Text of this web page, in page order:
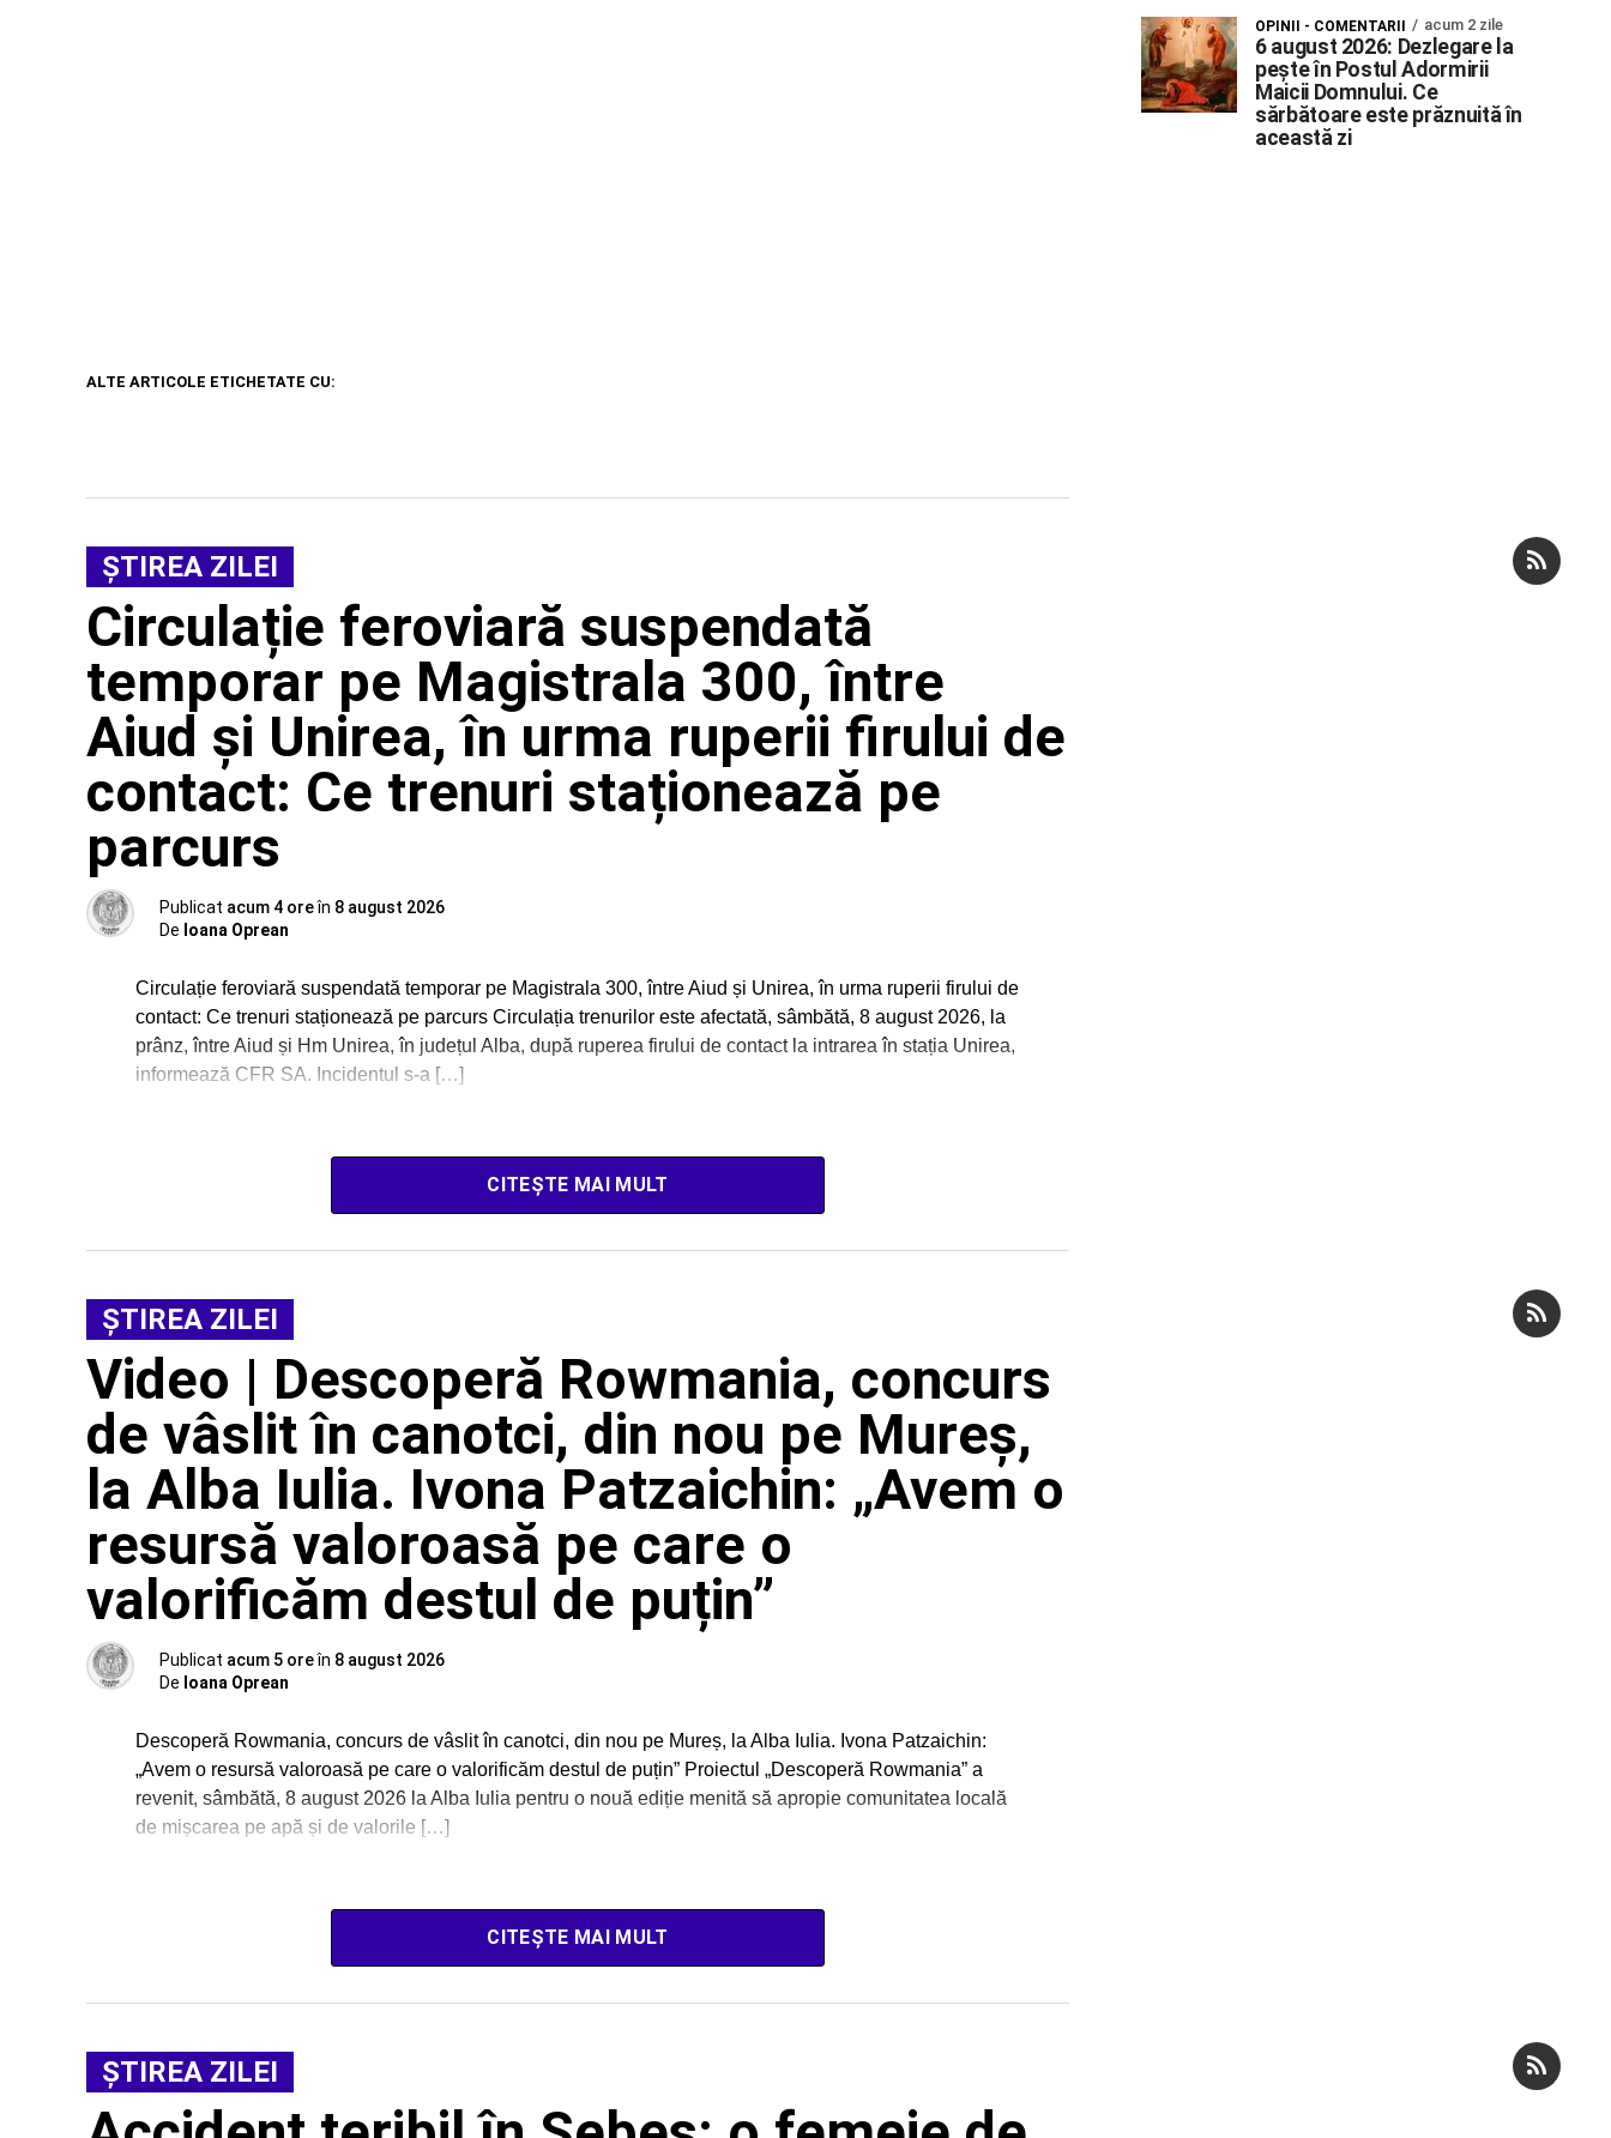
ALTE ARTICOLE ETICHETATE CU:
ŞTIREA ZILEI
Circulație feroviară suspendată
temporar pe Magistrala 300, între
Aiud și Unirea, în urma ruperii firului de
contact: Ce trenuri staționează pe
parcurs
Publicat acum 4 oreîn 8 august 2026
De Ioana Oprean
Circulație feroviară suspendată temporar pe Magistrala 300, între Aiud și Unirea, în urma ruperii firului de
contact: Ce trenuri staționează pe parcurs Circulația trenurilor este afectată, sâmbătă, 8 august 2026, la
prânz, între Aiud și Hm Unirea, în județul Alba, după ruperea firului de contact la intrarea în stația Unirea,
informează CFR SA. Incidentul s-a […]
CITEȘTE MAI MULT
ŞTIREA ZILEI
Video | Descoperă Rowmania, concurs
de vâslit în canotci, din nou pe Mureș,
la Alba Iulia. Ivona Patzaichin: „Avem o
resursă valoroasă pe care o
valorificăm destul de puțin”
Publicat acum 5 oreîn 8 august 2026
De Ioana Oprean
Descoperă Rowmania, concurs de vâslit în canotci, din nou pe Mureș, la Alba Iulia. Ivona Patzaichin:
„Avem o resursă valoroasă pe care o valorificăm destul de puțin” Proiectul „Descoperă Rowmania” a
revenit, sâmbătă, 8 august 2026 la Alba Iulia pentru o nouă ediție menită să apropie comunitatea locală
de mișcarea pe apă și de valorile […]
CITEȘTE MAI MULT
ŞTIREA ZILEI
OPINII - COMENTARII acum 2 zile
6 august 2026: Dezlegare la
pește în Postul Adormirii
Maicii Domnului. Ce
sărbătoare este prăznuită în
această zi